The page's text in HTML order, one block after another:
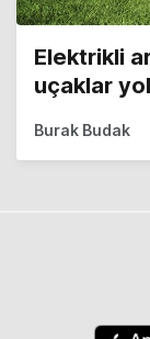
Elektrikli
uçaklar
Burak Budak